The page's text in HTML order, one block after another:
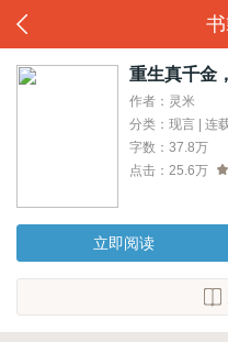
重生真千金
作者：灵米
分类：现言 | 连
字数：37.8万
点击：25.6万
立即阅读